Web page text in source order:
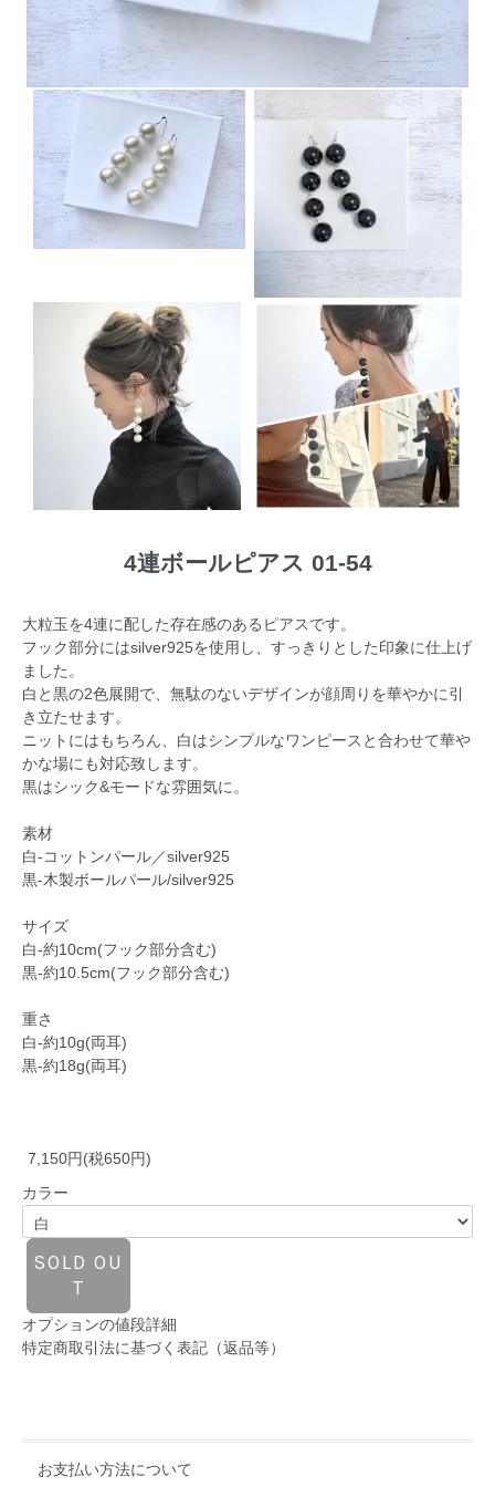
4連ボールピアス 01-54
大粒玉を4連に配した存在感のあるピアスです。
フック部分にはsilver925を使用し、すっきりとした印象に仕上げ
ました。
白と黒の2色展開で、無駄のないデザインが顔周りを華やかに引
き立たせます。
ニットにはもちろん、白はシンプルなワンピースと合わせて華や
かな場にも対応致します。
黒はシック&モードな雰囲気に。
素材
白-コットンパール／silver925
黒-木製ボールパール/silver925
サイズ
白-約10cm(フック部分含む)
黒-約10.5cm(フック部分含む)
重さ
白-約10g(両耳)
黒-約18g(両耳)
7,150円(税650円)
カラー
SOLD OU
T
オプションの値段詳細
特定商取引法に基づく表記（返品等）
お支払い方法について